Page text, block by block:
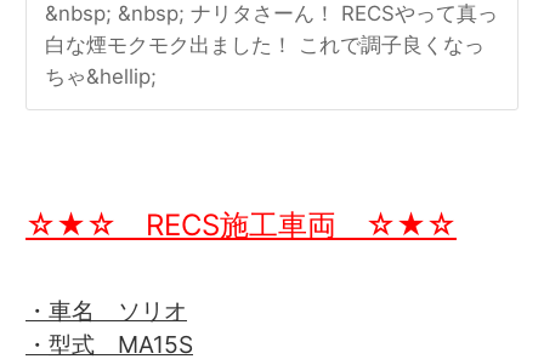
&nbsp; &nbsp; ナリタさーん！ RECSやって真っ
白な煙モクモク出ました！ これで調子良くなっ
ちゃ&hellip;
☆★☆ RECS施工車両 ☆★☆
・車名 ソリオ
・型式 MA15S